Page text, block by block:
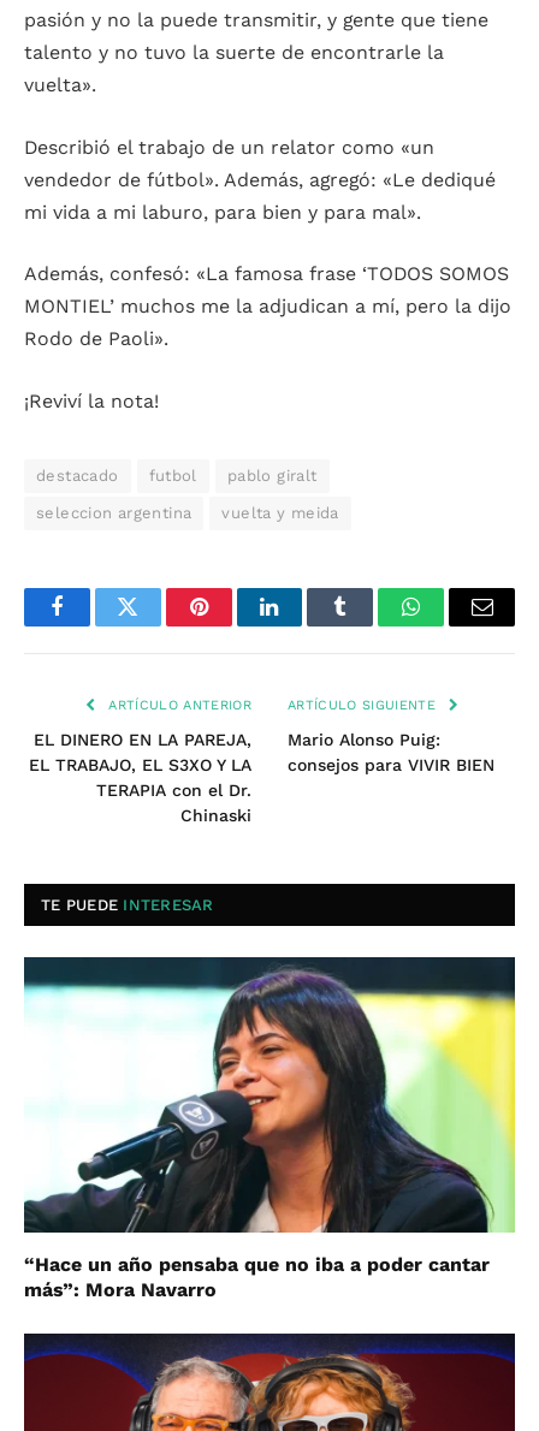
pasión y no la puede transmitir, y gente que tiene
talento y no tuvo la suerte de encontrarle la
vuelta».
Describió el trabajo de un relator como «un
vendedor de fútbol». Además, agregó: «Le dediqué
mi vida a mi laburo, para bien y para mal».
Además, confesó: «La famosa frase ‘TODOS SOMOS
MONTIEL’ muchos me la adjudican a mí, pero la dijo
Rodo de Paoli».
¡Reviví la nota!
destacado futbol pablo giralt
seleccion argentina vuelta y meida
FacebookTwitter PinterestLinkedInTumblr WhatsAppEmail
ARTÍCULO ANTERIOR
EL DINERO EN LA PAREJA,
EL TRABAJO, EL S3XO Y LA
TERAPIA con el Dr.
Chinaski
ARTÍCULO SIGUIENTE
Mario Alonso Puig:
consejos para VIVIR BIEN
TE PUEDE INTERESAR
“Hace un año pensaba que no iba a poder cantar
más”: Mora Navarro